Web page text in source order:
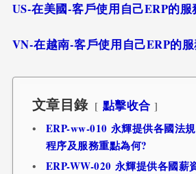
US-在美國-客戶使用自己ERP的服
VN-在越南-客戶使用自己ERP的
文章目錄 點擊收合
ERP-ww-010 永輝提供各國法
程序及服務重點為何?
ERP-WW-020 永輝提供各國薪